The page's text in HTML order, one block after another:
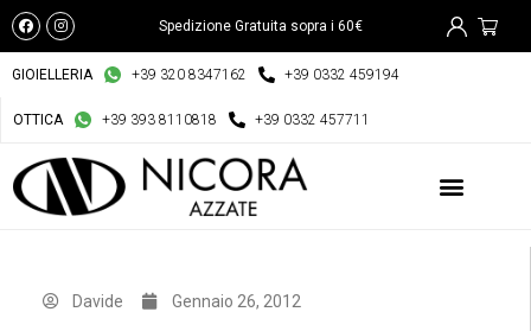
Spedizione Gratuita sopra i 60€
GIOIELLERIA +39 320 8347162 +39 0332 459194
OTTICA +39 393 8110818 +39 0332 457711
Davide Gennaio 26, 2012